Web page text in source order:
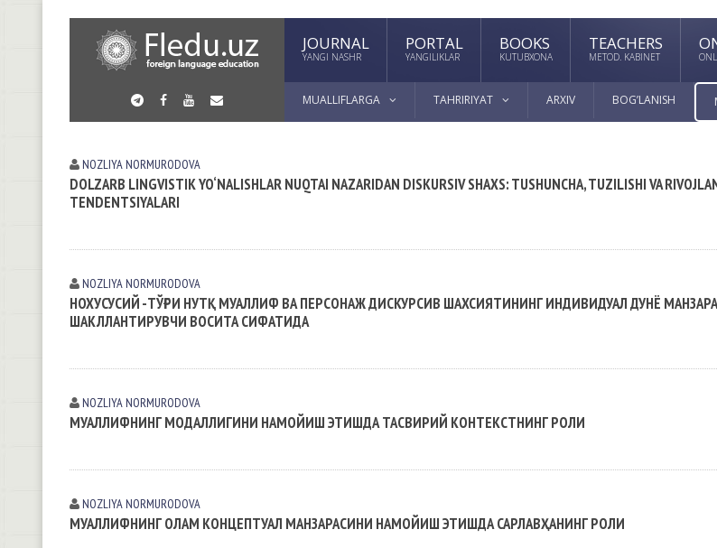
JOURNAL
YANGI NASHR
PORTAL
YANGILIKLAR
BOOKS
KUTUBXONA
TEACHERS
METOD. KABINET
MUALLIFLARGA TAHRIRIYAT ARXIV BOG’LANISH
NOZLIYA NORMURODOVА
DOLZARB LINGVISTIK YO‘NALISHLAR NUQTAI NAZARIDAN DISKURSIV SHAXS: TUSHUNCHA, TUZILISHI VA
TENDENTSIYALARI
NOZLIYA NORMURODOVА
НОХУСУСИЙ -ТЎҒРИ НУТҚ МУАЛЛИФ ВА ПЕРСОНАЖ ДИСКУРСИВ ШАХСИЯТИНИНГ ИНДИВИДУАЛ ДУНЁ
ШАКЛЛАНТИРУВЧИ ВОСИТА СИФАТИДА
NOZLIYA NORMURODOVА
МУАЛЛИФНИНГ МОДАЛЛИГИНИ НАМОЙИШ ЭТИШДА ТАСВИРИЙ КОНТЕКСТНИНГ РОЛИ
NOZLIYA NORMURODOVА
МУАЛЛИФНИНГ ОЛАМ КОНЦЕПТУАЛ МАНЗАРАСИНИ НАМОЙИШ ЭТИШДА САРЛАВҲАНИНГ РОЛИ